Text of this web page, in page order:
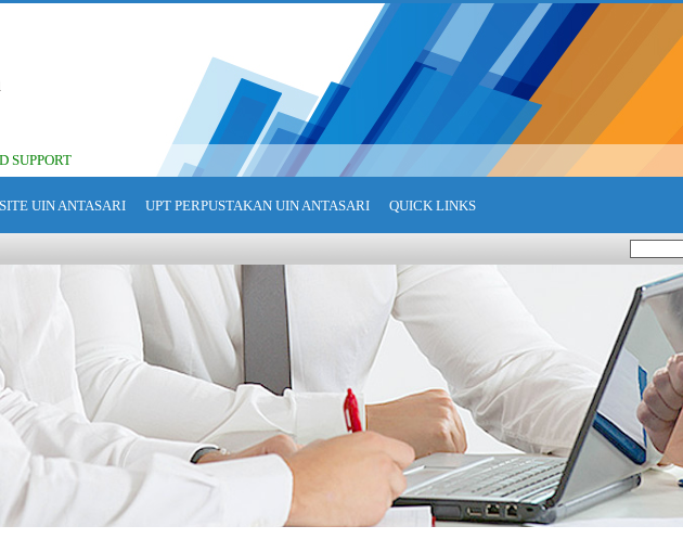
SUPPORT
UIN ANTASARI UPT PERPUSTAKAN UIN ANTASARI QUICK LINKS